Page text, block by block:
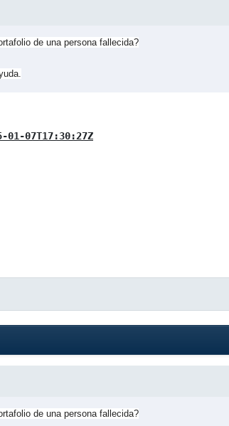
de una persona fallecida?
07T17:30:27Z
de una persona fallecida?